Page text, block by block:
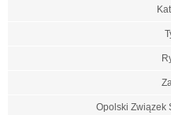
Opolski Związek